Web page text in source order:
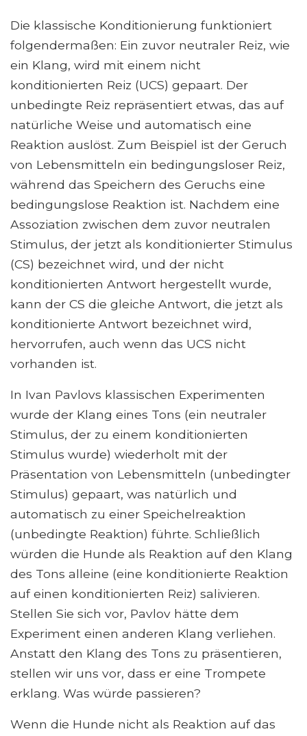
Die klassische Konditionierung funktioniert
folgendermaßen: Ein zuvor neutraler Reiz, wie
ein Klang, wird mit einem nicht
konditionierten Reiz (UCS) gepaart. Der
unbedingte Reiz repräsentiert etwas, das auf
natürliche Weise und automatisch eine
Reaktion auslöst. Zum Beispiel ist der Geruch
von Lebensmitteln ein bedingungsloser Reiz,
während das Speichern des Geruchs eine
bedingungslose Reaktion ist. Nachdem eine
Assoziation zwischen dem zuvor neutralen
Stimulus, der jetzt als konditionierter Stimulus
(CS) bezeichnet wird, und der nicht
konditionierten Antwort hergestellt wurde,
kann der CS die gleiche Antwort, die jetzt als
konditionierte Antwort bezeichnet wird,
hervorrufen, auch wenn das UCS nicht
vorhanden ist.
In Ivan Pavlovs klassischen Experimenten
wurde der Klang eines Tons (ein neutraler
Stimulus, der zu einem konditionierten
Stimulus wurde) wiederholt mit der
Präsentation von Lebensmitteln (unbedingter
Stimulus) gepaart, was natürlich und
automatisch zu einer Speichelreaktion
(unbedingte Reaktion) führte. Schließlich
würden die Hunde als Reaktion auf den Klang
des Tons alleine (eine konditionierte Reaktion
auf einen konditionierten Reiz) salivieren.
Stellen Sie sich vor, Pavlov hätte dem
Experiment einen anderen Klang verliehen.
Anstatt den Klang des Tons zu präsentieren,
stellen wir uns vor, dass er eine Trompete
erklang. Was würde passieren?
Wenn die Hunde nicht als Reaktion auf das